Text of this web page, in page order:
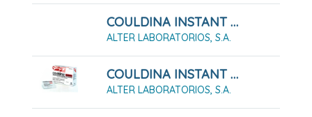
COULDINA INSTANT CON ÁCIDO ACETILSALICÍLICO 20 SOBRES EFERVESCENTES
ALTER LABORATORIOS, S.A.
COULDINA INSTANT CON PARACETAMOL 10 SOBRES EFERVESCENTES
ALTER LABORATORIOS, S.A.